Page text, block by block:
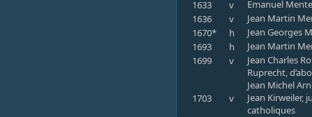
1633
v
Emanuel
1636
v
Jean Martin
1670*
h
Jean Georges
1693
h
Jean Martin
1699
v
Jean Charles
Ruprecht,
Jean Michel
1703
v
Jean Kirweiler,
catholiques